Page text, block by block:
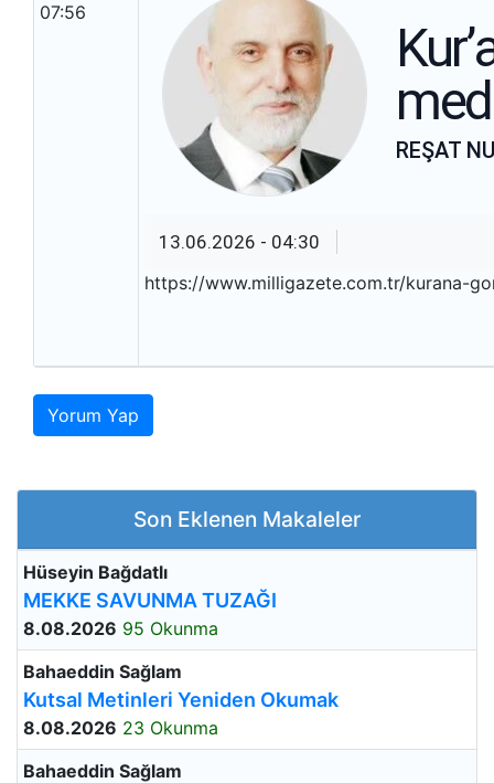
07:56
REŞAT
13.06.2026 - 04:30
https://www.milligazete.com.tr/kurana-
Yorum Yap
Son Eklenen Makaleler
Hüseyin Bağdatlı
MEKKE SAVUNMA TUZAĞI
8.08.2026 95 Okunma
Bahaeddin Sağlam
Kutsal Metinleri Yeniden Okumak
8.08.2026 23 Okunma
Bahaeddin Sağlam